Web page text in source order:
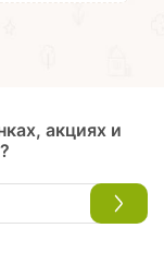
акциях и